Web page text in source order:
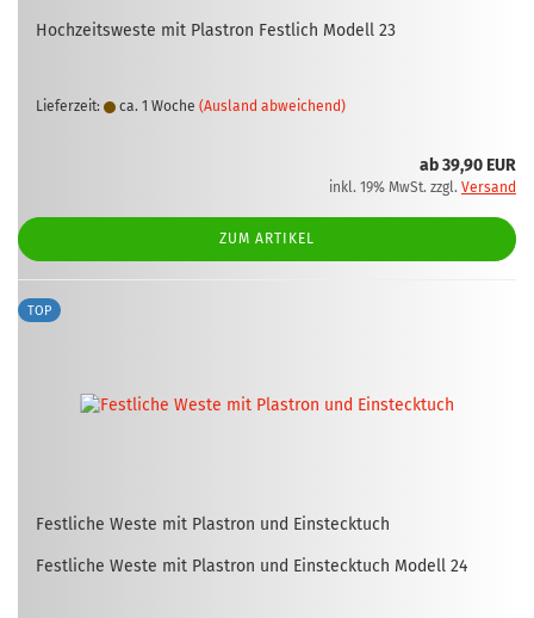
Hoch­zeits­wes­te mit Plas­tron Fest­lich Mo­dell 23
Lieferzeit: ca. 1 Woche (Ausland abweichend)
ab 39,90 EUR
inkl. 19% MwSt. zzgl. Versand
ZUM ARTIKEL
TOP
Fest­li­che Weste mit Plas­tron und Ein­steck­tuch
Fest­li­che Weste mit Plas­tron und Ein­steck­tuch Mo­dell 24